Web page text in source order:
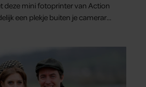
deze mini fotoprinter van Action
een plekje buiten je camerarol.